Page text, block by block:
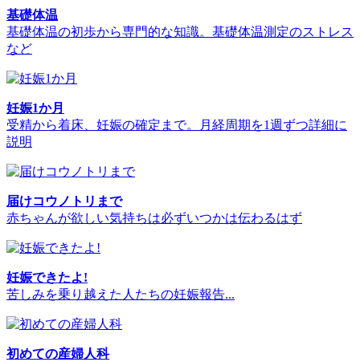
基礎体温
基礎体温の初歩から専門的な知識。基礎体温測定のストレス
など
妊娠1か月
受精から着床、妊娠の確定まで。月経周期を1週ずつ詳細に
説明
届けコウノトリまで
赤ちゃんが欲しい気持ちは必ずいつかは伝わるはず
妊娠できたよ!
苦しみを乗り越えた人たちの妊娠報告...
初めての産婦人科